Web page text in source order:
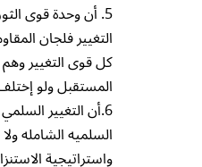
5. أن وحدة قوى
التغيير فلجان
كل قوى التغيير
المستقبل ولو
6.أن التغيير
السلميه الشامله
واستراتيجية